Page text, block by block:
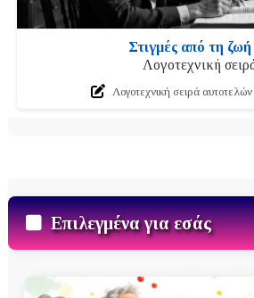
Στιγμές από τη
Λογοτεχνική
Λογοτεχνική σειρά
Επιλεγμένα για εσάς